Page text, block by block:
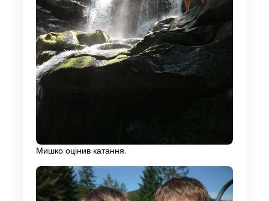
Мишко оцінив катання.